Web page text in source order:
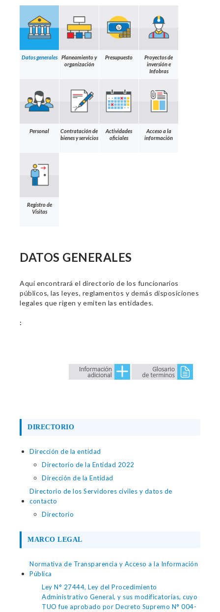
Datos generales
Planeamiento y
organización
Presupuesto
Proyectos de
inversión e
Infobras
Personal
Contratación de
bienes y servicios
Actividades
oficiales
Acceso a la
información
Registro de
Visitas
DATOS GENERALES
Aquí encontrará el directorio de los funcionarios
públicos, las leyes, reglamentos y demás disposiciones
legales que rigen y emiten las entidades.
:
DIRECTORIO
Dirección de la entidad
Directorio de la Entidad 2022
Dirección de la Entidad
Directorio de los Servidores civiles y datos de
contacto
Directorio
MARCO LEGAL
Normativa de Transparencia y Acceso a la Información
Pública
Ley N° 27444, Ley del Procedimiento
Administrativo General, y sus modificatorias, cuyo
TUO fue aprobado por Decreto Supremo N° 004-